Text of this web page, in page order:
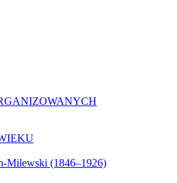
Milewski (1846–1926)